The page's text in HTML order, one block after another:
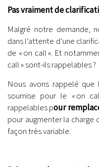
Pas vraiment de
Malgré notre demande,
dans l’attente d’une
de « on call ». Et
call » sont-ils rappelables ?
Nous avons rappelé
soumise pour le « on
rappelables pour
pour augmenter la charge
façon très variable.